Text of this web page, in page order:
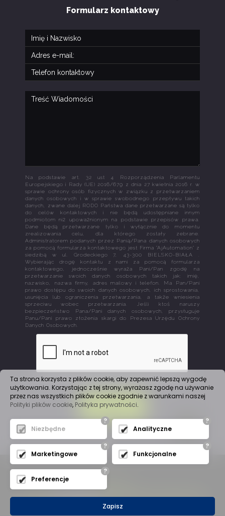
Formularz kontaktowy
Na podstawie art. 32 ust 4 Rozporządzenia Parlamentu
Europejskiego i Rady (UE) 2016/679 z dnia 27 kwietnia 2016 r. w
sprawie ochrony osób fizycznych w związku z przetwarzaniem
danych osobowych i w sprawie swobodnego przepływu takich
danych, zwane dalej RODO Państwa dane przetwarzane są tylko
do celów kontaktowych i nie będą udostępniane innym
podmiotom niż upoważnionym na podstawie przepisów prawa.
Dane będą przetwarzane tylko i wyłącznie do momentu
zrealizowania celu, dla którego zostały zebrane.
Administratorem podanych przez Panią/Pana danych osobowych
za pomocą formularza kontaktowego jest Firma "AjAutomation" z
siedzibą w ul. Grodeckiego 7, 43-300 BIELSKO-BIAŁA .
Wybierając drogę kontaktu z nami za pomocą formularza
kontaktowego, jednocześnie wyraża Pani/Pan zgodę na
przetwarzanie swoich danych osobowych takich jak: imię,
nazwisko, nazwa firmy, adres mailowy i telefon. Ma Pan/Pani
prawo dostępu do swoich danych osobowych, ich sprostowania,
usunięcia lub ograniczenia przetwarzania, a także wniesienia
sprzeciwu wobec przetwarzania. Jeśli ktoś naruszy
bezpieczeństwo Pana/Pani danych osobowych, przysługuje
Panu/Pani prawo złożenia skargi do Prezesa Urzędu Ochrony
Danych Osobowych.
WYŚLIJ
(C) 2019AJAutomation- Wszelkie Prawa Zastrzeżone
Ta strona korzysta z plików cookie, aby zapewnić lepszą wygodę
użytkowania. Korzystając z tej strony, wyrażasz zgodę na używanie
przez nas wszystkich plików cookie zgodnie z warunkami naszej
Polityki plików cookie, Polityka prywatności.
?
Niezbędne
?
Analityczne
?
Marketingowe
?
Funkcjonalne
?
Preferencje
Zapisz